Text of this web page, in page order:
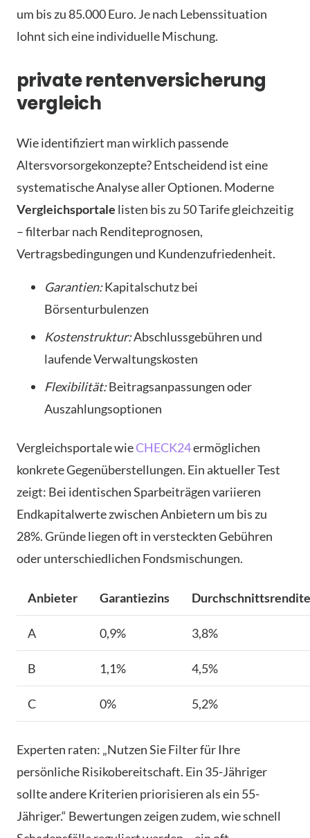
um bis zu 85.000 Euro. Je nach Lebenssituation
lohnt sich eine individuelle Mischung.
private rentenversicherung
vergleich
Wie identifiziert man wirklich passende
Altersvorsorgekonzepte? Entscheidend ist eine
systematische Analyse aller Optionen. Moderne
Vergleichsportale listen bis zu 50 Tarife gleichzeitig
– filterbar nach Renditeprognosen,
Vertragsbedingungen und Kundenzufriedenheit.
Garantien:Kapitalschutz bei
Börsenturbulenzen
Kostenstruktur:Abschlussgebühren und
laufende Verwaltungskosten
Flexibilität:Beitragsanpassungen oder
Auszahlungsoptionen
Vergleichsportale wieCHECK24ermöglichen
konkrete Gegenüberstellungen. Ein aktueller Test
zeigt: Bei identischen Sparbeiträgen variieren
Endkapitalwerte zwischen Anbietern um bis zu
28%. Gründe liegen oft in versteckten Gebühren
oder unterschiedlichen Fondsmischungen.
Anbieter Garantiezins Durchschnittsrendite
A 0,9% 3,8%
B 1,1% 4,5%
C 0% 5,2%
Experten raten: „Nutzen Sie Filter für Ihre
persönliche Risikobereitschaft. Ein 35-Jähriger
sollte andere Kriterien priorisieren als ein 55-
Jähriger.“ Bewertungen zeigen zudem, wie schnell